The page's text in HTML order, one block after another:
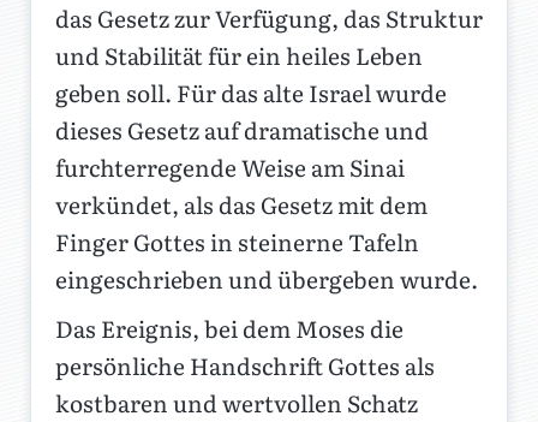
das Gesetz zur Verfügung, das Struktur
und Stabilität für ein heiles Leben
geben soll. Für das alte Israel wurde
dieses Gesetz auf dramatische und
furchterregende Weise am Sinai
verkündet, als das Gesetz mit dem
Finger Gottes in steinerne Tafeln
eingeschrieben und übergeben wurde.
Das Ereignis, bei dem Moses die
persönliche Handschrift Gottes als
kostbaren und wertvollen Schatz